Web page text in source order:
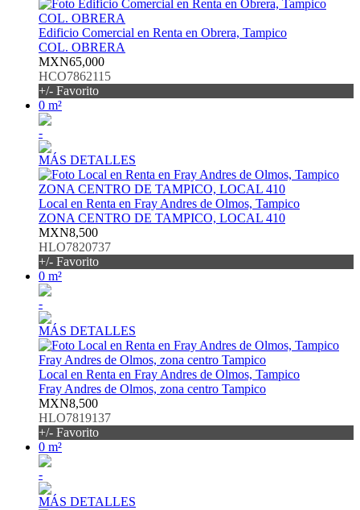
Edificio Comercial en Renta en Obrera, Tampico
COL. OBRERA
MXN65,000
HCO7862115
+/- Favorito
0 m²
-
MÁS DETALLES
Local en Renta en Fray Andres de Olmos, Tampico
ZONA CENTRO DE TAMPICO, LOCAL 410
MXN8,500
HLO7820737
+/- Favorito
0 m²
-
MÁS DETALLES
Local en Renta en Fray Andres de Olmos, Tampico
Fray Andres de Olmos, zona centro Tampico
MXN8,500
HLO7819137
+/- Favorito
0 m²
-
MÁS DETALLES